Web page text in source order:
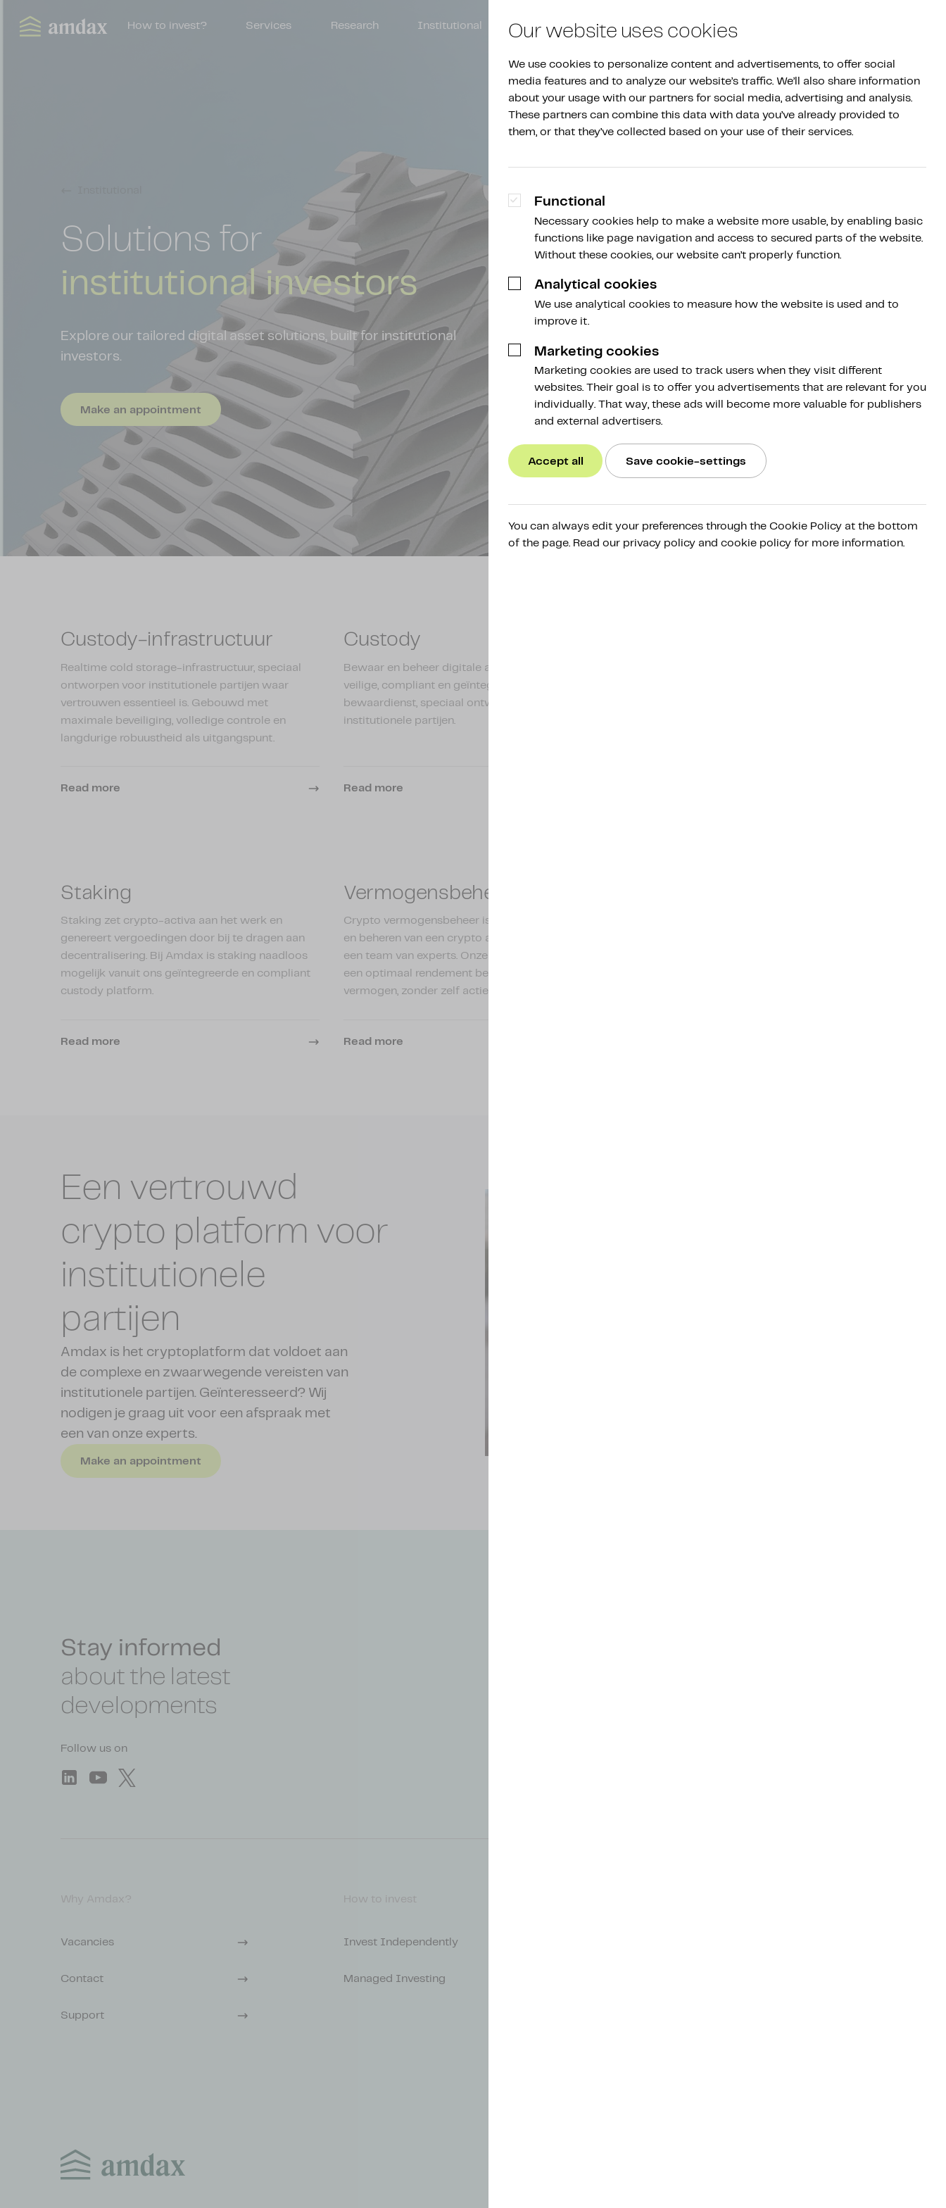
How to invest? Services Research Institutional About Amdax
Solutions for
institutional investors
Explore our tailored digital asset solutions, built for institutional
investors.
Make an appointment
Custody-infrastructuur
Realtime cold storage-infrastructuur, speciaal
ontworpen voor institutionele partijen waar
vertrouwen essentieel is. Gebouwd met
maximale beveiliging, volledige controle en
langdurige robuustheid als uitgangspunt.
Read more
Custody
Bewaar en beheer digitale activa met onze
veilige, compliant en geïntegreerde
bewaardienst, speciaal ontwikkeld voor
institutionele partijen.
Read more
Staking
Staking zet crypto-activa aan het werk en
genereert vergoedingen door bij te dragen aan
decentralisering. Bij Amdax is staking naadloos
mogelijk vanuit ons geïntegreerde en compliant
custody platform.
Read more
Vermogensbeheer
Crypto vermogensbeheer is het laten beleggen
en beheren van een crypto activa portfolio door
een team van experts. Onze klanten kunnen zo
een optimaal rendement behalen met het
vermogen, zonder zelf actief te beheren.
Read more
Een vertrouwd
crypto platform voor
institutionele
partijen
Amdax is het cryptoplatform dat voldoet aan
de complexe en zwaarwegende vereisten van
institutionele partijen. Geïnteresseerd? Wij
nodigen je graag uit voor een afspraak met
een van onze experts.
Make an appointment
Stay informed
about the latest
developments
Follow us on
Why Amdax?
Vacancies
Contact
Support
How to invest
Invest Independently
Managed Investing
Our website uses cookies
We use cookies to personalize content and advertisements, to offer social
media features and to analyze our website’s traffic. We’ll also share information
about your usage with our partners for social media, advertising and analysis.
These partners can combine this data with data you’ve already provided to
them, or that they’ve collected based on your use of their services.
Functional
Necessary cookies help to make a website more usable, by enabling basic
functions like page navigation and access to secured parts of the website.
Without these cookies, our website can’t properly function.
Analytical cookies
We use analytical cookies to measure how the website is used and to
improve it.
Marketing cookies
Marketing cookies are used to track users when they visit different
websites. Their goal is to offer you advertisements that are relevant for you
individually. That way, these ads will become more valuable for publishers
and external advertisers.
Accept all Save cookie-settings
You can always edit your preferences through the Cookie Policy at the bottom
of the page. Read our privacy policy and cookie policy for more information.